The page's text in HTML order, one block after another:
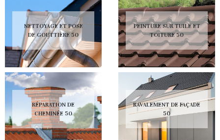
NETTOYAGE ET POSE
DE GOUTTIÈRE 50
RÉPARATION DE
CHEMINÉE 50
PEINTURE SUR TUILE ET
TOITURE 50
RAVALEMENT DE FAÇADE
50